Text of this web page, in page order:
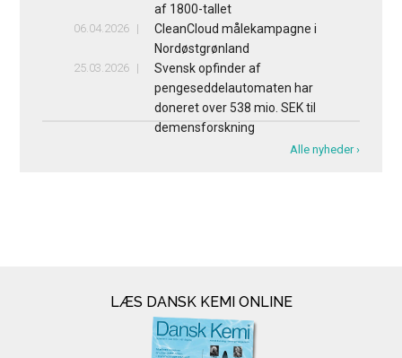
af 1800-tallet
06.04.2026
CleanCloud målekampagne i
Nordøstgrønland
25.03.2026
Svensk opfinder af
pengeseddelautomaten har
doneret over 538 mio. SEK til
demensforskning
Alle nyheder ›
LÆS DANSK KEMI ONLINE